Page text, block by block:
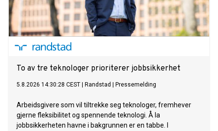
To av tre teknologer prioriterer jobbsikkerhet
5.8.2026 14:30:28 CEST Randstad Pressemelding
Arbeidsgivere som vil tiltrekke seg teknologer, fremhever
gjerne fleksibilitet og spennende teknologi. Å la
jobbsikkerheten havne i bakgrunnen er en tabbe. I